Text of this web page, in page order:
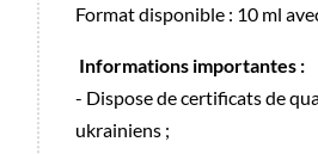
Format disponible : 10 ml
Informations importantes :
- Dispose de certificats de
ukrainiens ;